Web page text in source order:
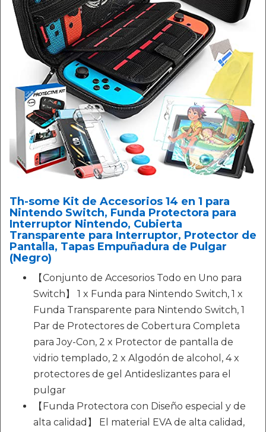
Th-some Kit de Accesorios 14 en 1 para
Nintendo Switch, Funda Protectora para
Interruptor Nintendo, Cubierta
Transparente para Interruptor, Protector de
Pantalla, Tapas Empuñadura de Pulgar
(Negro)
【Conjunto de Accesorios Todo en Uno para
Switch】 1 x Funda para Nintendo Switch, 1 x
Funda Transparente para Nintendo Switch, 1
Par de Protectores de Cobertura Completa
para Joy-Con, 2 x Protector de pantalla de
vidrio templado, 2 x Algodón de alcohol, 4 x
protectores de gel Antideslizantes para el
pulgar
【Funda Protectora con Diseño especial y de
alta calidad】 El material EVA de alta calidad,